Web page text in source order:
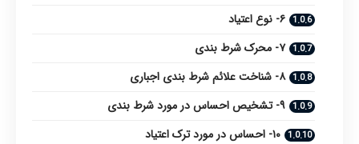
۶- نوع اعتیاد
۷- محرک شرط بندی
۸- شناخت علائم شرط بندی اجباری
۹- تشخیص احساس در مورد شرط بندی
۱۰- احساس در مورد ترک اعتیاد